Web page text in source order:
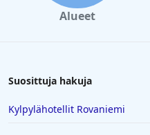
Alueet
Suosittuja hakuja
Kylpylähotellit Rovaniemi